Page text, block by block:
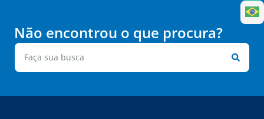
Não encontrou o que procura?